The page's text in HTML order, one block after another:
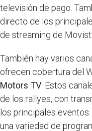
televisión de pago.
directo de los
de streaming de
También hay varios
ofrecen cobertura del
Motors TV . Estos
de los rallyes, con
los principales
una variedad de